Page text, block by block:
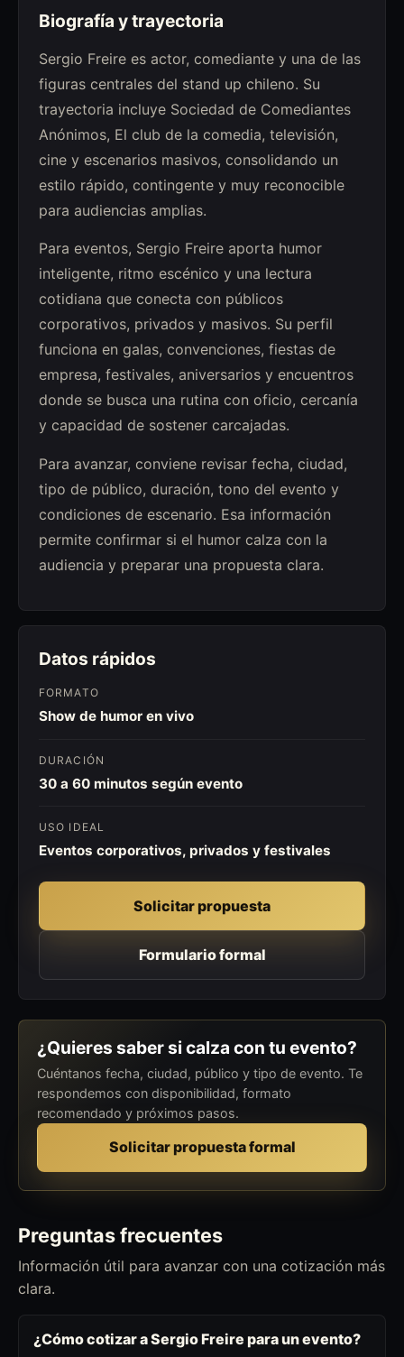
Biografía y trayectoria
Sergio Freire es actor, comediante y una de las
figuras centrales del stand up chileno. Su
trayectoria incluye Sociedad de Comediantes
Anónimos, El club de la comedia, televisión,
cine y escenarios masivos, consolidando un
estilo rápido, contingente y muy reconocible
para audiencias amplias.
Para eventos, Sergio Freire aporta humor
inteligente, ritmo escénico y una lectura
cotidiana que conecta con públicos
corporativos, privados y masivos. Su perfil
funciona en galas, convenciones, fiestas de
empresa, festivales, aniversarios y encuentros
donde se busca una rutina con oficio, cercanía
y capacidad de sostener carcajadas.
Para avanzar, conviene revisar fecha, ciudad,
tipo de público, duración, tono del evento y
condiciones de escenario. Esa información
permite confirmar si el humor calza con la
audiencia y preparar una propuesta clara.
Datos rápidos
FORMATO
Show de humor en vivo
DURACIÓN
30 a 60 minutos según evento
USO IDEAL
Eventos corporativos, privados y festivales
Solicitar propuesta
Formulario formal
¿Quieres saber si calza con tu evento?
Cuéntanos fecha, ciudad, público y tipo de evento. Te
respondemos con disponibilidad, formato
recomendado y próximos pasos.
Solicitar propuesta formal
Preguntas frecuentes
Información útil para avanzar con una cotización más
clara.
¿Cómo cotizar a Sergio Freire para un evento?